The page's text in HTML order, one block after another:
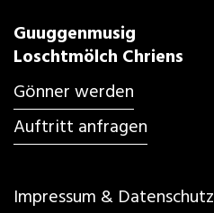
Guuggenmusig
Loschtmölch Chriens
Gönner werden
Auftritt anfragen
Impressum & Datenschutz